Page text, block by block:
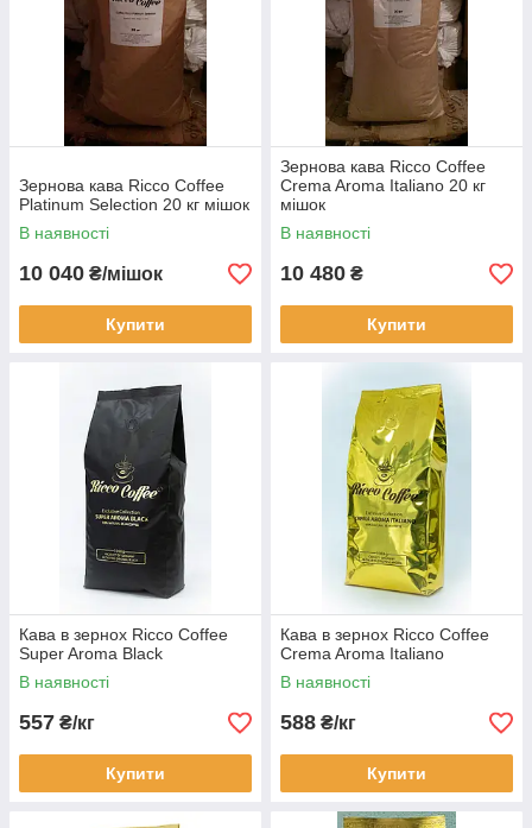
Зернова кава Ricco Coffee
Platinum Selection 20 кг мішок
В наявності
10 040 ₴/мішок
Купити
Зернова кава Ricco Coffee
Crema Aroma Italiano 20 кг
мішок
В наявності
10 480 ₴
Купити
Кава в зернох Ricco Coffee
Super Aroma Black
В наявності
557 ₴/кг
Купити
Кава в зернох Ricco Coffee
Crema Aroma Italiano
В наявності
588 ₴/кг
Купити